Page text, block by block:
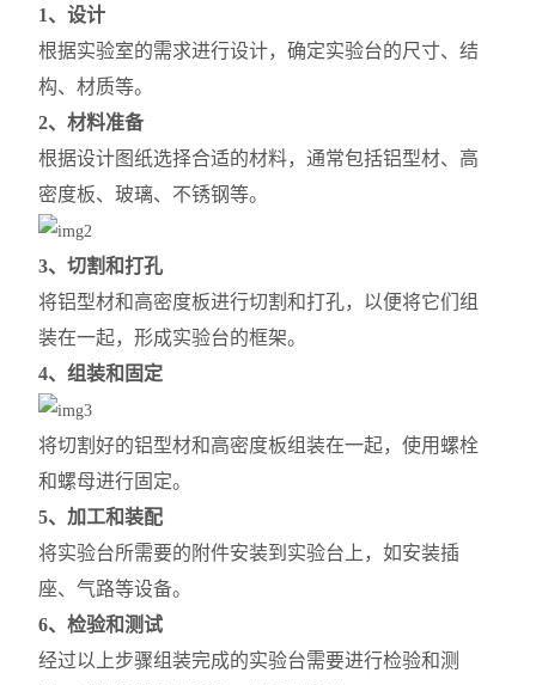
1、设计
根据实验室的需求进行设计，确定实验台的尺寸、结
构、材质等。
2、材料准备
根据设计图纸选择合适的材料，通常包括铝型材、高
密度板、玻璃、不锈钢等。
3、切割和打孔
将铝型材和高密度板进行切割和打孔，以便将它们组
装在一起，形成实验台的框架。
4、组装和固定
将切割好的铝型材和高密度板组装在一起，使用螺栓
和螺母进行固定。
5、加工和装配
将实验台所需要的附件安装到实验台上，如安装插
座、气路等设备。
6、检验和测试
经过以上步骤组装完成的实验台需要进行检验和测